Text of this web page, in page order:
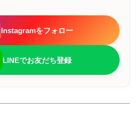
Instagramをフォロー
LINEでお友だち登録